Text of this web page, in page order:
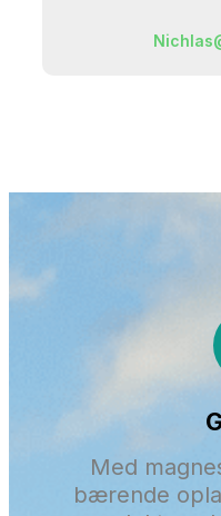
Med
bærende